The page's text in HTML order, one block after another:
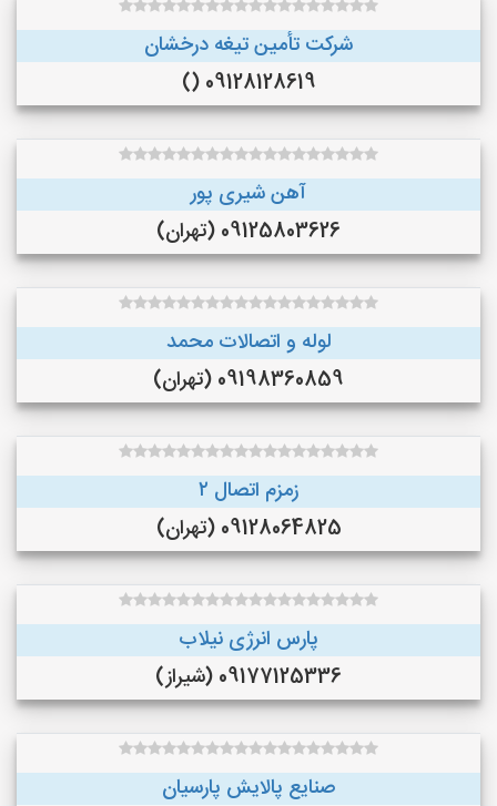
شرکت تأمین تیغه درخشان
09128128619 ()
آهن شیری پور
09125803626 (تهران)
لوله و اتصالات محمد
09198360859 (تهران)
زمزم اتصال ۲
09128064825 (تهران)
پارس انرژی نیلاب
09177125336 (شیراز)
صنایع پالایش پارسیان